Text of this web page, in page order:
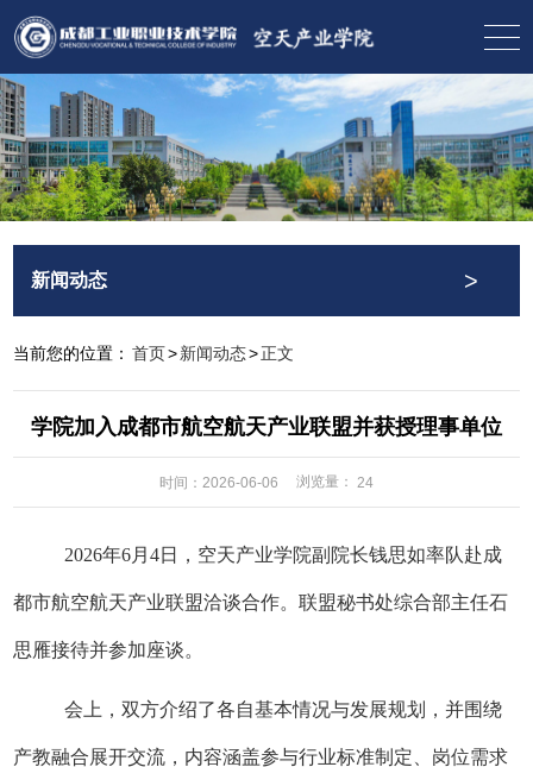
新闻动态 >
当前您的位置： 首页>新闻动态>正文
学院加入成都市航空航天产业联盟并获授理事单位
时间：2026-06-06 浏览量： 24
2026年6月4日，空天产业学院副院长钱思如率队赴成
都市航空航天产业联盟洽谈合作。联盟秘书处综合部主任石
思雁接待并参加座谈。
会上，双方介绍了各自基本情况与发展规划，并围绕
产教融合展开交流，内容涵盖参与行业标准制定、岗位需求